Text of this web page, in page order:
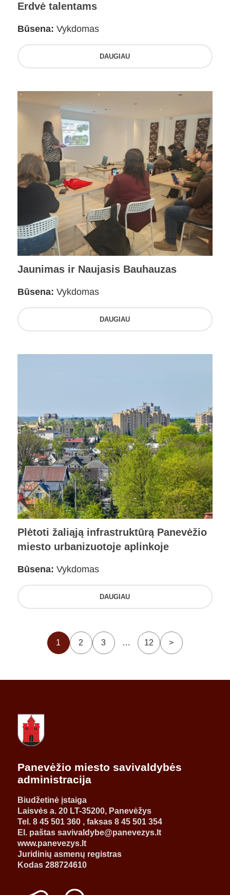
Erdvė talentams
Būsena: Vykdomas
DAUGIAU
Jaunimas ir Naujasis Bauhauzas
Būsena: Vykdomas
DAUGIAU
Plėtoti žaliąją infrastruktūrą Panevėžio
miesto urbanizuotoje aplinkoje
Būsena: Vykdomas
DAUGIAU
1 2 3 … 12 >
Panevėžio miesto savivaldybės
administracija
Biudžetinė įstaiga
Laisvės a. 20 LT-35200, Panevėžys
Tel. 8 45 501 360 , faksas 8 45 501 354
El. paštas savivaldybe@panevezys.lt
www.panevezys.lt
Juridinių asmenų registras
Kodas 288724610